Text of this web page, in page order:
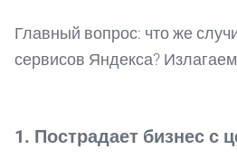
Главный вопрос: что же
сервисов Яндекса?
1. Пострадает бизнес с